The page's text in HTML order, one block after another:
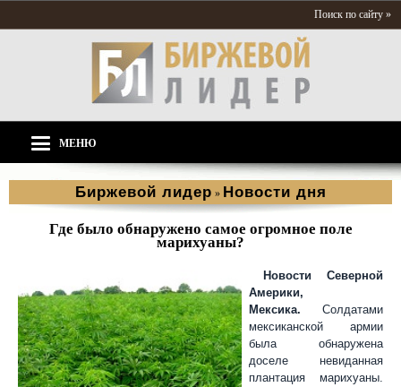
Поиск по сайту »
МЕНЮ
Биржевой лидер » Новости дня
Где было обнаружено самое огромное поле
марихуаны?
Новости Северной
Америки,
Мексика. Солдатами
мексиканской армии
была обнаружена
доселе невиданная
плантация марихуаны.